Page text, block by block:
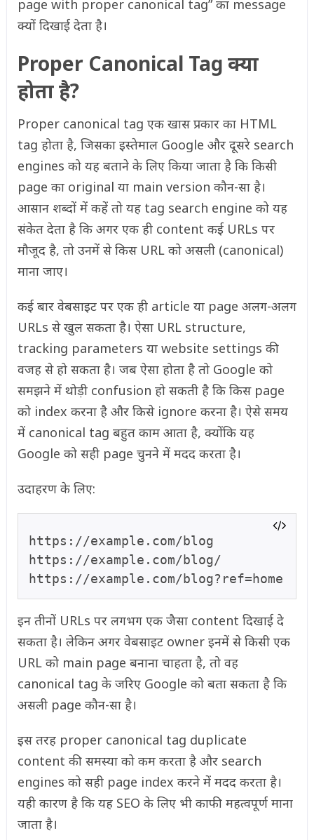
page with proper canonical tag” का message
क्यों दिखाई देता है।
Proper Canonical Tag क्या
होता है?
Proper canonical tag एक खास प्रकार का HTML
tag होता है, जिसका इस्तेमाल Google और दूसरे search
engines को यह बताने के लिए किया जाता है कि किसी
page का original या main version कौन-सा है।
आसान शब्दों में कहें तो यह tag search engine को यह
संकेत देता है कि अगर एक ही content कई URLs पर
मौजूद है, तो उनमें से किस URL को असली (canonical)
माना जाए।
कई बार वेबसाइट पर एक ही article या page अलग-अलग
URLs से खुल सकता है। ऐसा URL structure,
tracking parameters या website settings की
वजह से हो सकता है। जब ऐसा होता है तो Google को
समझने में थोड़ी confusion हो सकती है कि किस page
को index करना है और किसे ignore करना है। ऐसे समय
में canonical tag बहुत काम आता है, क्योंकि यह
Google को सही page चुनने में मदद करता है।
उदाहरण के लिए:
https://example.com/blog
https://example.com/blog/
https://example.com/blog?ref=home
इन तीनों URLs पर लगभग एक जैसा content दिखाई दे
सकता है। लेकिन अगर वेबसाइट owner इनमें से किसी एक
URL को main page बनाना चाहता है, तो वह
canonical tag के जरिए Google को बता सकता है कि
असली page कौन-सा है।
इस तरह proper canonical tag duplicate
content की समस्या को कम करता है और search
engines को सही page index करने में मदद करता है।
यही कारण है कि यह SEO के लिए भी काफी महत्वपूर्ण माना
जाता है।